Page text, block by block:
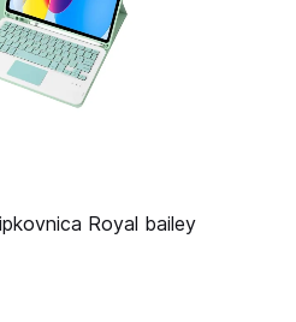
Royal bailey